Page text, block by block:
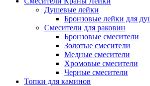
Душевые лейки
Бронзовые лейки для
Смесители для раковин
Бронзовые смесители
Золотые смесители
Медные смесители
Хромовые смесители
Черные смесители
Топки для каминов